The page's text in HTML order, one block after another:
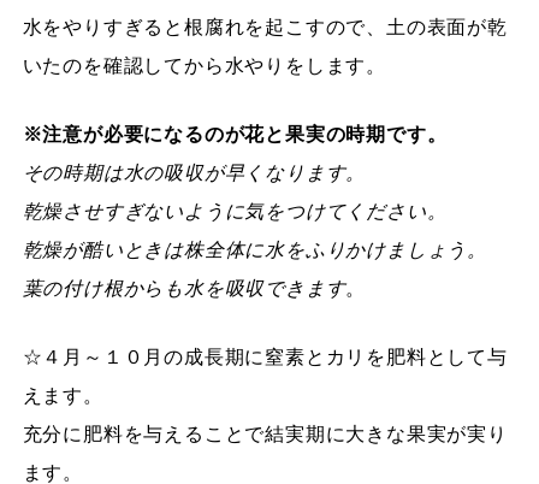
水をやりすぎると根腐れを起こすので、土の表面が乾
いたのを確認してから水やりをします。
※注意が必要になるのが花と果実の時期です。
その時期は水の吸収が早くなります。
乾燥させすぎないように気をつけてください。
乾燥が酷いときは株全体に水をふりかけましょう。
葉の付け根からも水を吸収できます。
☆４月～１０月の成長期に窒素とカリを肥料として与
えます。
充分に肥料を与えることで結実期に大きな果実が実り
ます。